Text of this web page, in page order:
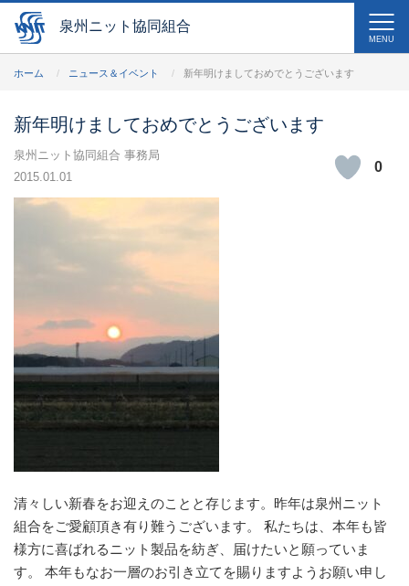
泉州ニット協同組合
MENU
ホーム ニュース＆イベント 新年明けましておめでとうございます
新年明けましておめでとうございます
泉州ニット協同組合 事務局
2015.01.01
0
清々しい新春をお迎えのことと存じます。昨年は泉州ニット
組合をご愛顧頂き有り難うございます。 私たちは、本年も皆
様方に喜ばれるニット製品を紡ぎ、届けたいと願っていま
す。 本年もなお一層のお引き立てを賜りますようお願い申し